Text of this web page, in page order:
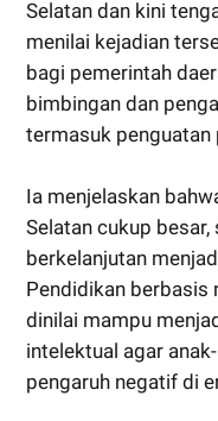
Selatan dan kini
menilai kejadian
bagi pemerintah
bimbingan dan
termasuk penguatan
Ia menjelaskan
Selatan cukup
berkelanjutan
Pendidikan berbasis
dinilai mampu
intelektual agar
pengaruh negatif di